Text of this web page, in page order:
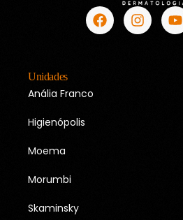
Unidades
Anália Franco
Higienópolis
Moema
Morumbi
Skaminsky